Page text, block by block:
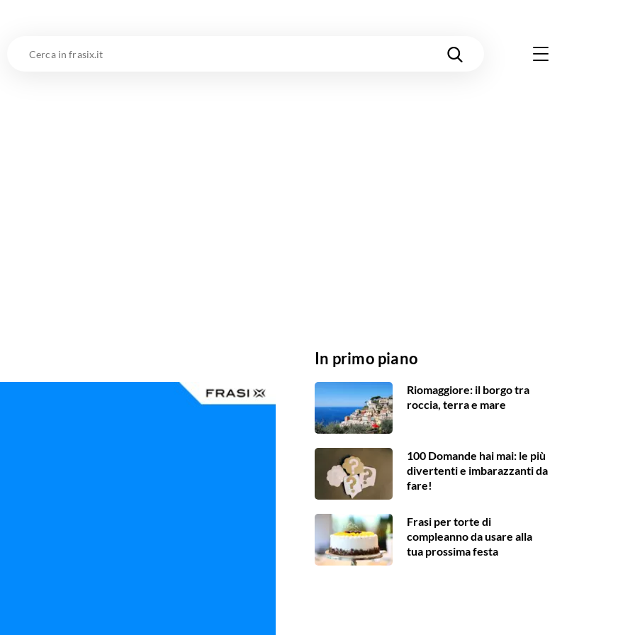
In primo piano
Riomaggiore: il borgo tra
roccia, terra e mare
100 Domande hai mai: le più
divertenti e imbarazzanti da
fare!
Frasi per torte di
compleanno da usare alla
tua prossima festa